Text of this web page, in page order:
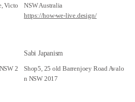
Victo
NSW Australia
https://how-we-live.design/
2
Sabi Japanism
Shop5, 25 old Barrenjoey Road Avalo
n NSW 2017